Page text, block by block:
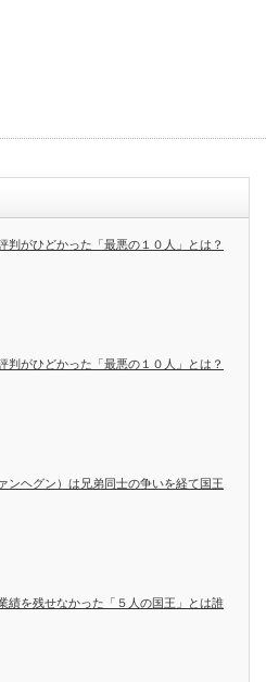
判がひどかった「最悪の１０人」とは？
判がひどかった「最悪の１０人」とは？
ンヘグン）は兄弟同士の争いを経て国王
績を残せなかった「５人の国王」とは誰